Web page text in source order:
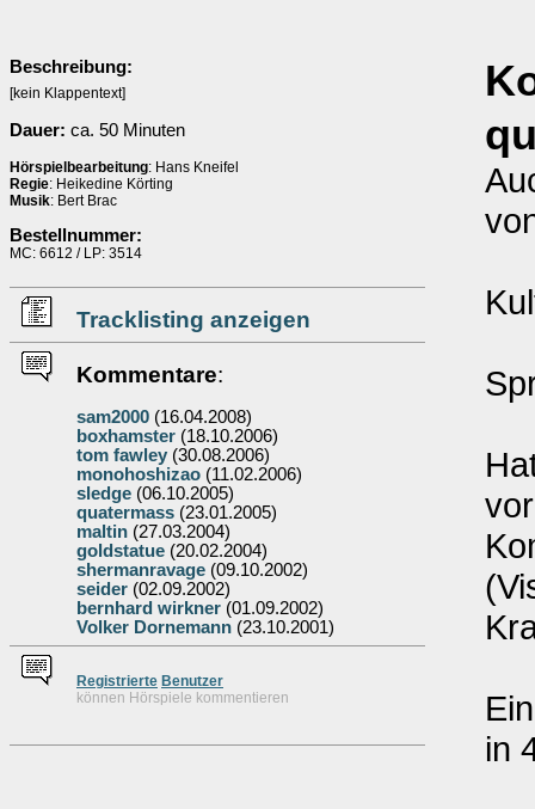
Beschreibung:
[kein Klappentext]
Dauer: ca. 50 Minuten
Hörspielbearbeitung: Hans Kneifel
Regie: Heikedine Körting
Musik: Bert Brac
Bestellnummer:
MC: 6612 / LP: 3514
Tracklisting anzeigen
Kommentare:
sam2000 (16.04.2008)
boxhamster (18.10.2006)
tom fawley (30.08.2006)
monohoshizao (11.02.2006)
sledge (06.10.2005)
quatermass (23.01.2005)
maltin (27.03.2004)
goldstatue (20.02.2004)
shermanravage (09.10.2002)
seider (02.09.2002)
bernhard wirkner (01.09.2002)
Volker Dornemann (23.10.2001)
Registrierte Benutzer
können Hörspiele kommentieren
in